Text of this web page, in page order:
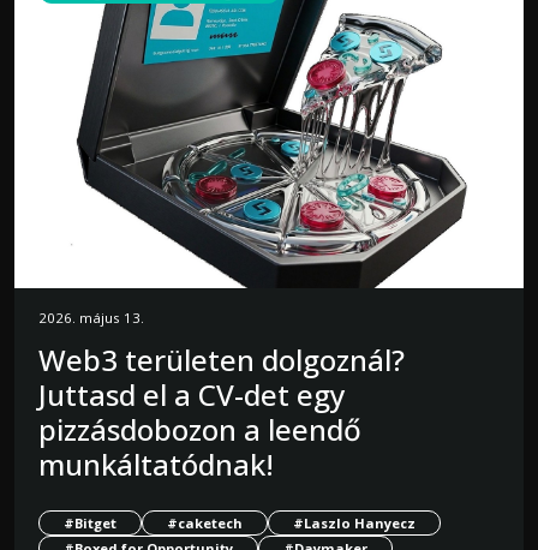
2026. május 13.
Web3 területen dolgoznál?
Juttasd el a CV-det egy
pizzásdobozon a leendő
munkáltatódnak!
#Bitget #caketech
#Laszlo Hanyecz